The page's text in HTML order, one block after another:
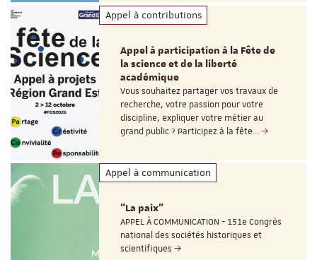
Appel à contributions
Appel à participation à la Fête de
la science et de la liberté
académique
Vous souhaitez partager vos travaux de
recherche, votre passion pour votre
discipline, expliquer votre métier au
grand public ? Participez à la fête…
Appel à communication
"La paix"
APPEL À COMMUNICATION - 151e Congrès
national des sociétés historiques et
scientifiques